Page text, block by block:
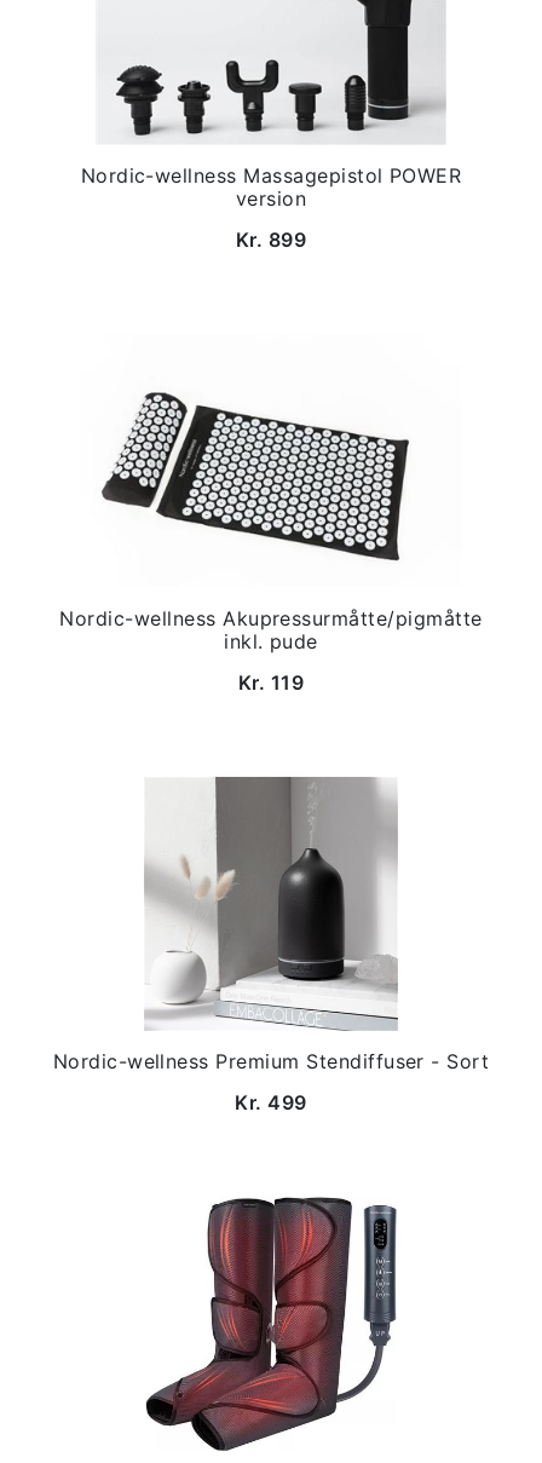
Nordic-wellness Massagepistol POWER
version
Kr. 899
Nordic-wellness Akupressurmåtte/pigmåtte
inkl. pude
Kr. 119
Nordic-wellness Premium Stendiffuser - Sort
Kr. 499